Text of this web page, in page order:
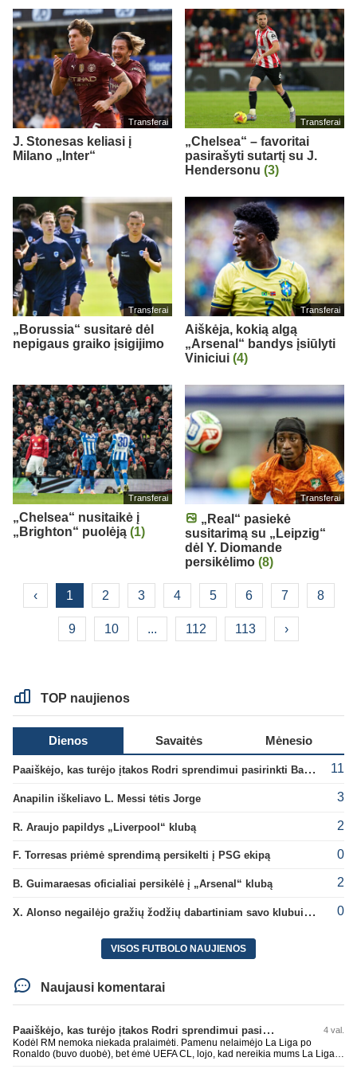
Transferai
J. Stonesas keliasi į
Milano „Inter“
Transferai
„Chelsea“ – favoritai
pasirašyti sutartį su J.
Hendersonu (3)
Transferai
„Borussia“ susitarė dėl
nepigaus graiko įsigijimo
Transferai
Aiškėja, kokią algą
„Arsenal“ bandys įsiūlyti
Viniciui (4)
Transferai
„Chelsea“ nusitaikė į
„Brighton“ puolėją (1)
Transferai
„Real“ pasiekė
susitarimą su „Leipzig“
dėl Y. Diomande
persikėlimo (8)
‹ 1 2 3 4 5 6 7 8
9 10 ... 112 113 ›
TOP naujienos
Dienos Savaitės Mėnesio
Paaiškėjo, kas turėjo įtakos Rodri sprendimui pasirinkti Barselonos pusę 11
Anapilin iškeliavo L. Messi tėtis Jorge 3
R. Araujo papildys „Liverpool“ klubą 2
F. Torresas priėmė sprendimą persikelti į PSG ekipą 0
B. Guimaraesas oficialiai persikėlė į „Arsenal“ klubą 2
X. Alonso negailėjo gražių žodžių dabartiniam savo klubui „Chelsea“ 0
VISOS FUTBOLO NAUJIENOS
Naujausi komentarai
Paaiškėjo, kas turėjo įtakos Rodri sprendimui pasirinkti Barselonos pusę 4 val.
Kodėl RM nemoka niekada pralaimėti. Pamenu nelaimėjo La Liga po
Ronaldo (buvo duobė), bet ėmė UEFA CL, lojo, kad nereikia mums La Liga,